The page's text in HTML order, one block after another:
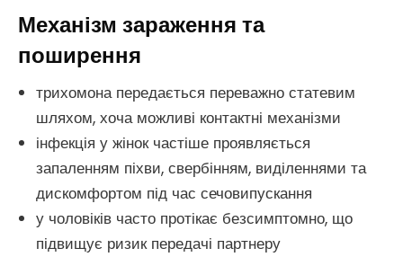
Механізм зараження та
поширення
трихомона передається переважно статевим
шляхом, хоча можливі контактні механізми
інфекція у жінок частіше проявляється
запаленням піхви, свербінням, виділеннями та
дискомфортом під час сечовипускання
у чоловіків часто протікає безсимптомно, що
підвищує ризик передачі партнеру